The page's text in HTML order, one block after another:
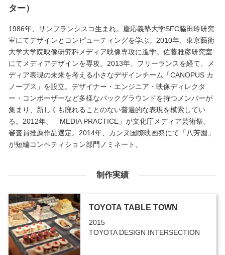
ター）
1986年、サンフランシスコ生まれ。慶応義塾大学SFC脇田玲研究
室にてデザインとコンピューティングを学ぶ。2010年、東京藝術
大学大学院映像研究科メディア映像専攻に進学。佐藤雅彦研究室
にてメディアデザインを専攻。2013年、フリーランスを経て、メ
ディア表現の未来を考える小さなデザインチーム「CANOPUS カ
ノープス」を設立。デザイナー・エンジニア・映像ディレクタ
ー・コンポーザーなど多様なバックグラウンドを持つメンバーが
集まり、新しくも廃れることのない普遍的な表現を模索してい
る。2012年、「MEDIA PRACTICE」が文化庁メディア芸術祭、
審査員推薦作品選定。2014年、カンヌ国際映画祭にて「八芳園」
が短編コンペティション部門ノミネート。
制作実績
TOYOTA TABLE TOWN
2015
TOYOTA DESIGN INTERSECTION